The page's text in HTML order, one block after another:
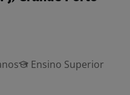
Ensino Superior